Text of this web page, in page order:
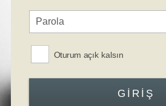
Oturum açık kalsın
GIRIŞ